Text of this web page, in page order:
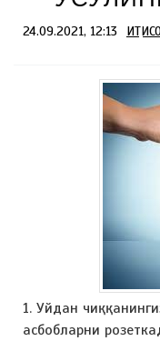
24.09.2021, 12:13
1. Уйдан
асбобларни